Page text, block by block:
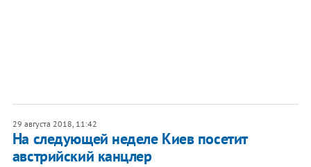
29 августа 2018, 11:42
На следующей неделе Киев посетит
австрийский канцлер